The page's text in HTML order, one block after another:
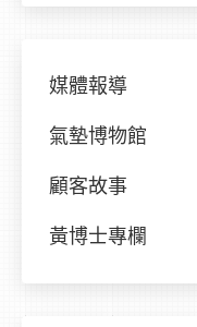
媒體報導
氣墊博物館
顧客故事
黃博士專欄